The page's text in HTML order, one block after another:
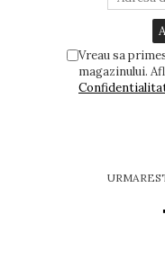
Vreau sa
magazinului.